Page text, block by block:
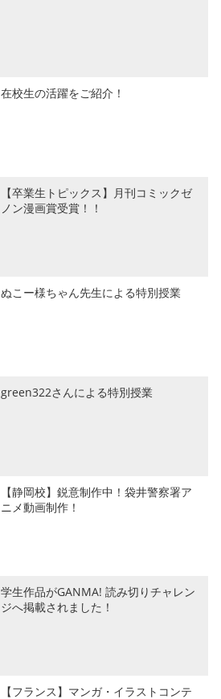
在校生の活躍をご紹介！
【卒業生トピックス】月刊コミックゼ
ノン漫画賞受賞！！
ぬこー様ちゃん先生による特別授業
green322さんによる特別授業
【静岡校】鋭意制作中！袋井警察署ア
ニメ動画制作！
学生作品がGANMA! 読み切りチャレン
ジへ掲載されました！
【フランス】マンガ・イラストコンテ